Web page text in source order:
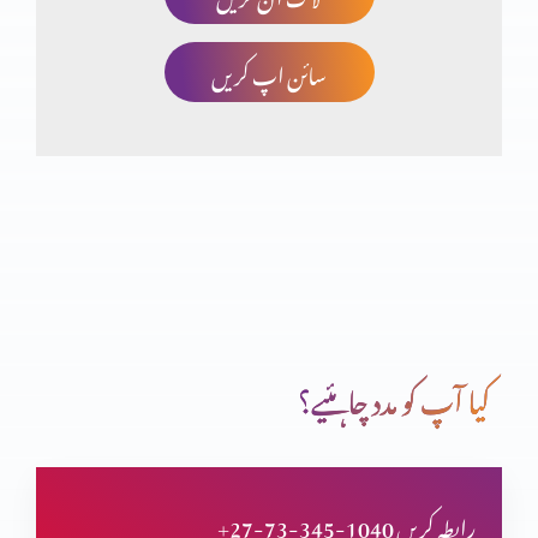
صلیب پر کفارہ
انبیاء و بزرگ – الیشع نبی
سائن اپ کریں
کیا آپ کو مدد چاہئیے؟
+27-73-345-1040 رابطہ کریں